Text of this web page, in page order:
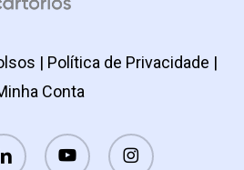
| Política de Privacidade |
Conta
youtube instagram